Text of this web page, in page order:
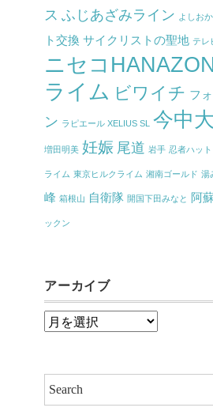
ス ふじあざみライン よしお
ト交換 サイクリストの聖地 テレ
ニセコ
ライム ビワイチ フ
ン ラピエール XELIUS SL 今中
増田明美 妊娠 尾道 岩手 忍者ハッ
ライム 東京ヒルクライム 湘南ゴールド 湯
峰 箱根山 自衛隊 開国下田みなと 阿
ックン
アーカイブ
ア
イ